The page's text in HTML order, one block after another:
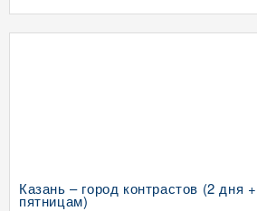
Казань – город контрастов (2 дня
пятницам)